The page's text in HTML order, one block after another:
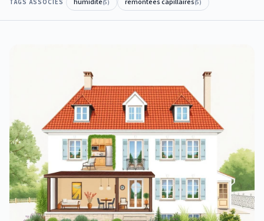
TAGS ASSOCIÉS humidité(5) remontées capillaires(5)